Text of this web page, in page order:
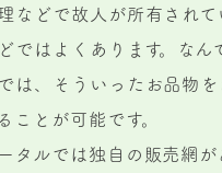
などで故人が所有され
ではよくあります。なん
は、そういったお品物
ことが可能です。
タルでは独自の販売網